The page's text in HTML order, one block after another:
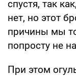
спустя, так
нет, но этот
причины мы
попросту не
При этом